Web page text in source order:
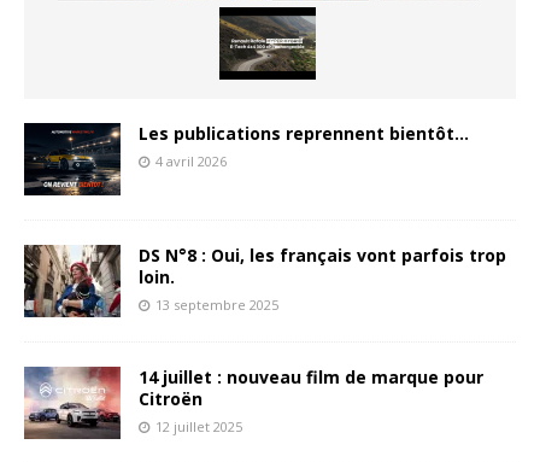
Les publications reprennent bientôt…
4 avril 2026
DS N°8 : Oui, les français vont parfois trop
loin.
13 septembre 2025
14 juillet : nouveau film de marque pour
Citroën
12 juillet 2025